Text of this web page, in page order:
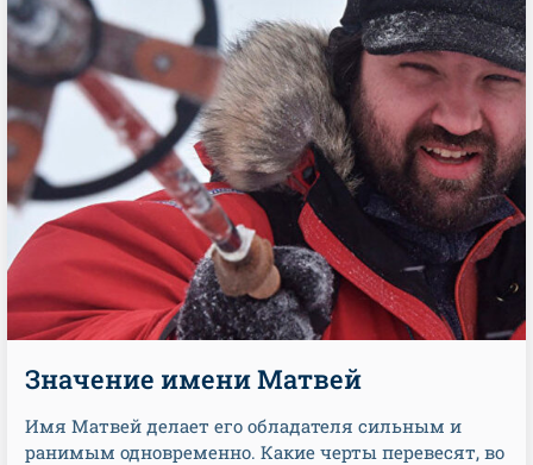
Значение имени Матвей
Имя Матвей делает его обладателя сильным и
ранимым одновременно. Какие черты перевесят, во